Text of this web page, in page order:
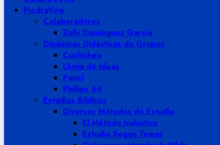
PiedraViva
Colaboradores
Zully Dominguez García
Dinámicas Didácticas de Grupos
Cuchicheo
Lluvia de Ideas
Panel
Phillips 66
Estudios Bíblicos
Diversos Métodos de Estudio
El Método Inductivo
Estudio Según Temas